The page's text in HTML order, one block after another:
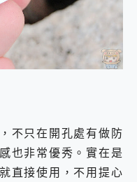
不只在開孔處有做防
也非常優秀。實在是
直接使用，不用提心